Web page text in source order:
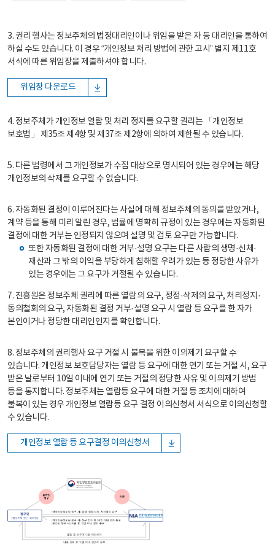
3. 권리 행사는 정보주체의 법정대리인이나 위임을 받은 자 등 대리인을 통하여
하실 수도 있습니다. 이 경우 “개인정보 처리 방법에 관한 고시” 별지 제11호
서식에 따른 위임장을 제출하셔야 합니다.
위임장 다운로드
4. 정보주체가 개인정보 열람 및 처리 정지를 요구할 권리는 「개인정보
보호법」 제35조 제4항 및 제37조 제2항에 의하여 제한될 수 있습니다.
5. 다른 법령에서 그 개인정보가 수집 대상으로 명시되어 있는 경우에는 해당
개인정보의 삭제를 요구할 수 없습니다.
6. 자동화된 결정이 이루어진다는 사실에 대해 정보주체의 동의를 받았거나,
계약 등을 통해 미리 알린 경우, 법률에 명확히 규정이 있는 경우에는 자동화된
결정에 대한 거부는 인정되지 않으며 설명 및 검토 요구만 가능합니다.
또한 자동화된 결정에 대한 거부·설명 요구는 다른 사람의 생명·신체·
재산과 그 밖의 이익을 부당하게 침해할 우려가 있는 등 정당한 사유가
있는 경우에는 그 요구가 거절될 수 있습니다.
7. 진흥원은 정보주체 권리에 따른 열람의 요구, 정정·삭제의 요구, 처리정지·
동의철회의 요구, 자동화된 결정 거부·설명 요구 시 열람 등 요구를 한 자가
본인이거나 정당한 대리인인지를 확인합니다.
8. 정보주체의 권리행사 요구 거절 시 불복을 위한 이의제기 요구할 수
있습니다. 개인정보 보호담당자는 열람 등 요구에 대한 연기 또는 거절 시, 요구
받은 날로부터 10일 이내에 연기 또는 거절의 정당한 사유 및 이의제기 방법
등을 통지합니다. 정보주체는 열람등 요구에 대한 거절 등 조치에 대하여
불복이 있는 경우 개인정보 열람등 요구 결정 이의신청서 서식으로 이의신청할
수 있습니다.
개인정보 열람 등 요구결정 이의신청서